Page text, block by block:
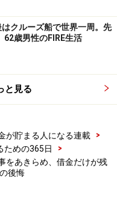
2026/8/31まで）
円分プレゼント
ー企画に参加が可能に
クルーズ船で世界一周。先
62歳男性のFIRE生活
と見る
が貯まる人になる連載
>
ための365日
>
をあきらめ、借金だけが残
後悔